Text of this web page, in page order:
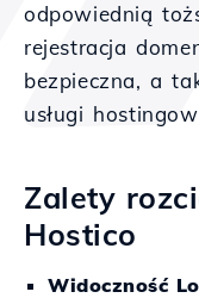
odpowiednią
rejestracja
bezpieczna, a
usługi
Zalety
Hostico
Widoczność